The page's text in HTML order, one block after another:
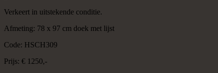
Verkeert in uitstekende conditie.
Afmeting: 78 x 97 cm doek met lijst
Code: HSCH309
Prijs: € 1250,-